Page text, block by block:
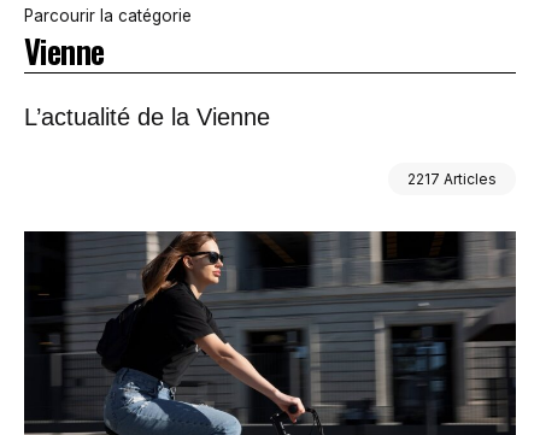
Parcourir la catégorie
Vienne
L’actualité de la Vienne
2217 Articles